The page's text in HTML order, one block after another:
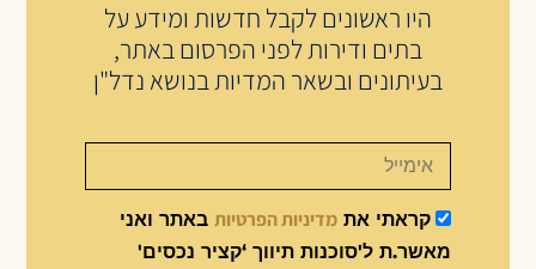
היו ראשונים לקבל חדשות ומידע על
בתים ודירות לפני הפרסום באתר,
בעיתונים ובשאר המדיות בנושא נדל"ן
קראתי את מדיניות הפרטיות באתר ואני
מאשר.ת ל'סוכנות תיווך ‘קציר נכסים'